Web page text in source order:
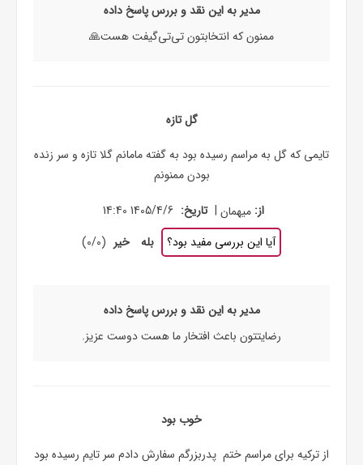
مدیر به این نقد و بررس پاسخ داده
ممنون که انتخابتون تی‌تی‌گیفت هست🙏
گل تازه
تایمی که گل به مراسم رسیده بود به گفته مامانم گلا تازه و سر زنده
بودن ممنونم
از: میهمان | تاریخ: 1405/4/6 14:40
آیا این بررسی مفید بود؟
بله خیر (
0/0
)
مدیر به این نقد و بررس پاسخ داده
رضایتتون باعث افتخار ما هست دوست عزیز.
خوب بود
از ترکیه برای مراسم ختم پدربزرگم سفارش دادم سر تایم رسیده بود